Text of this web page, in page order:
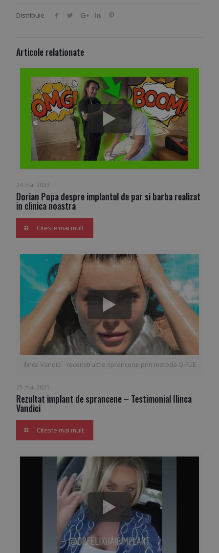
Distribuie
Articole relationate
24 mai 2023
Dorian Popa despre implantul de par si barba realizat
in clinica noastra
Citeste mai mult
Ilinca Vandici - reconstructie sprancene prin metoda Q-FUE
25 mai 2021
Rezultat implant de sprancene – Testimonial Ilinca
Vandici
Citeste mai mult